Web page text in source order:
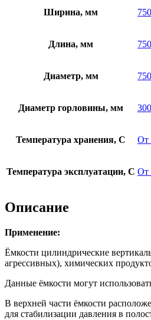
Ширина, мм 750
Длина, мм 750
Диаметр, мм 750
Диаметр горловины, мм 300
Температура хранения, С От
Температура эксплуатации, С От
Описание
Применение:
Ёмкости цилиндрические
агрессивных), химических
Данные ёмкости могут
В верхней части ёмкости
для стабилизации давления в